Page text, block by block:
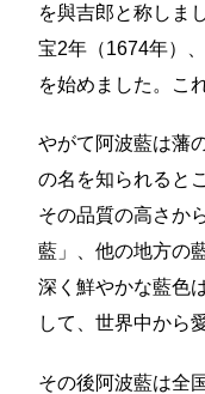
を與吉郎と称しま
宝2年（1674年）
を始めました。こ
やがて阿波藍は藩
の名を知られると
その品質の高さか
藍」、他の地方の
深く鮮やかな藍色
して、世界中から
その後阿波藍は全